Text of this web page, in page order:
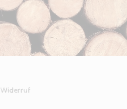
Widerruf